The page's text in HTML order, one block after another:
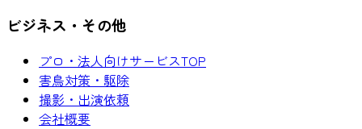
ビジネス・その他
プロ・法人向けサービスTOP
害鳥対策・駆除
撮影・出演依頼
会社概要